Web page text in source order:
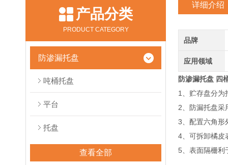
产品分类
PRODUCT CATEGORY
防渗漏托盘
吨桶托盘
平台
托盘
查看全部
详细介绍
品牌
应用领域
防渗漏托盘 四
1、贮存盘分为
2、防漏托盘采
3、配置六角形
4、可拆卸橘皮
5、表面隔栅利